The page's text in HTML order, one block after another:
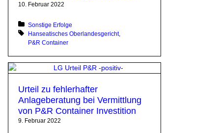
10. Februar 2022
Posted in:
Sonstige Erfolge
Tagged with:
Hanseatisches Oberlandesgericht
P&R Container
Urteil zu fehlerhafter
Anlageberatung bei Vermittlung
von P&R Container Investition
9. Februar 2022